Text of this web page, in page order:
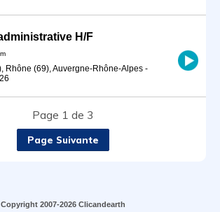
H/F
Rhône (69), Auvergne-Rhône-Alpes -
Page 1 de 3
Page Suivante
Copyright 2007-2026 Clicandearth